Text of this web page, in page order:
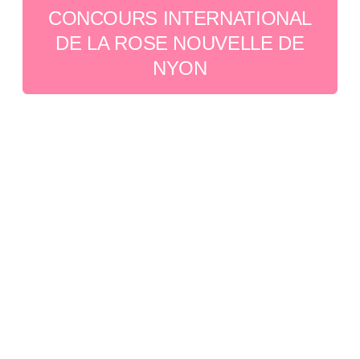
CONCOURS INTERNATIONAL
DE LA ROSE NOUVELLE DE
NYON